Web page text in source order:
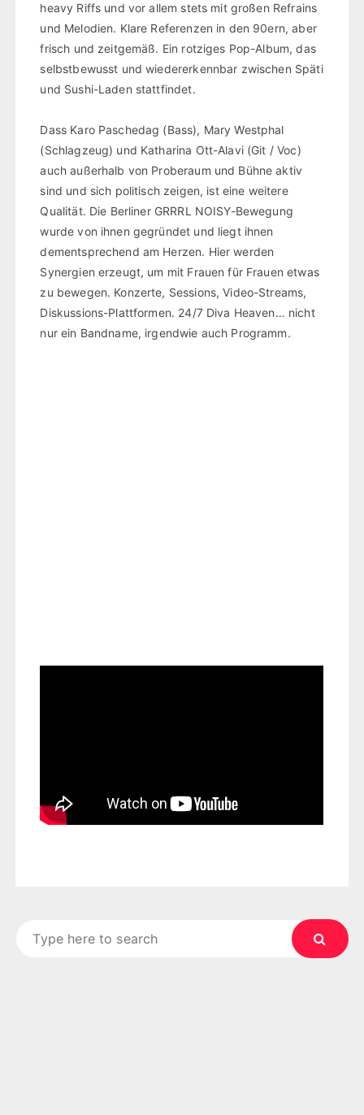
heavy Riffs und vor allem stets mit großen Refrains
und Melodien. Klare Referenzen in den 90ern, aber
frisch und zeitgemäß. Ein rotziges Pop-Album, das
selbstbewusst und wiedererkennbar zwischen Späti
und Sushi-Laden stattfindet.
Dass Karo Paschedag (Bass), Mary Westphal
(Schlagzeug) und Katharina Ott-Alavi (Git / Voc)
auch außerhalb von Proberaum und Bühne aktiv
sind und sich politisch zeigen, ist eine weitere
Qualität. Die Berliner GRRRL NOISY-Bewegung
wurde von ihnen gegründet und liegt ihnen
dementsprechend am Herzen. Hier werden
Synergien erzeugt, um mit Frauen für Frauen etwas
zu bewegen. Konzerte, Sessions, Video-Streams,
Diskussions-Plattformen. 24/7 Diva Heaven… nicht
nur ein Bandname, irgendwie auch Programm.